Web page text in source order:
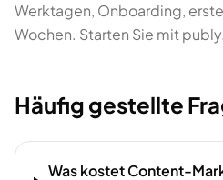
Werktagen, Onboarding,
Wochen. Starten Sie mit
Häufig gestellte
Was kostet Content-